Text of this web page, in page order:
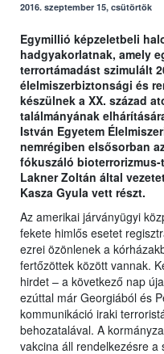
2016. szeptember 15, csütörtök
Egymillió képzeletbeli
hadgyakorlatnak, amely
terrortámadást szimulált
élelmiszerbiztonsági és
készülnek a XX. század
találmányának
István Egyetem
nemrégiben elsősorban
fókuszáló
Lakner Zoltán által
Kasza Gyula vett részt.
Az amerikai járványügyi
fekete himlős esetet
ezrei özönlenek a
fertőzöttek között vannak.
hirdet – a következő nap
ezúttal már Georgiából és
kommunikáció iraki
behozatalával. A
vakcina áll rendelkezésre